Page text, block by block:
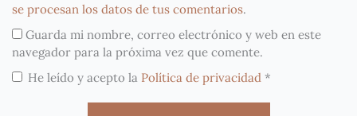
se procesan los datos de tus comentarios.
Guarda mi nombre, correo electrónico y web en este
navegador para la próxima vez que comente.
He leído y acepto la Política de privacidad *